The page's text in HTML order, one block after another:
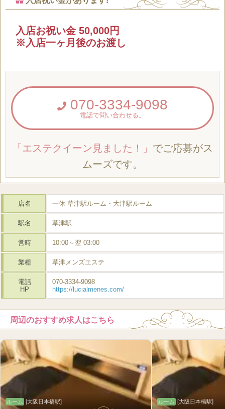
入店お祝い金 50,000円
※入店一ヶ月後のお渡し
070-3334-9098
電話で問い合わせる。
「エステクイーン見ました！」 でご応募がス
ムーズです。
店名 一休 草津駅ルーム・大津駅ルーム
駅名 草津駅
営時 10:00～翌 03:00
業種 草津メンズエステ
電話
HP
070-3334-9098
https://lucialmenes.com/
周辺のおすすめ求人はこちら
ルーム [大阪日本橋駅] ルーム [大阪日本橋駅]